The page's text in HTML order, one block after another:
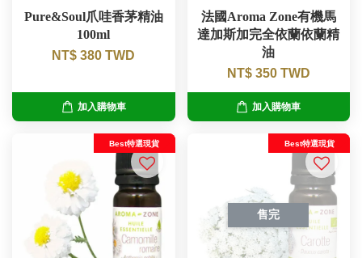
Pure&Soul爪哇香茅精油
100ml
NT$ 380 TWD
加入購物車
法國Aroma Zone有機馬
達加斯加完全依蘭依蘭精
油
NT$ 350 TWD
加入購物車
Best特選現貨
售完
Best特選現貨